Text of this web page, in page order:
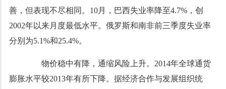
善，但表现不尽相同。10月，巴西失业率降至4.7%，创
2002年以来月度最低水平。俄罗斯和南非前三季度失业率
分别为5.1%和25.4%。
物价稳中有降，通缩风险上升。2014年全球通货
膨胀水平较2013年有所下降。据经济合作与发展组织统